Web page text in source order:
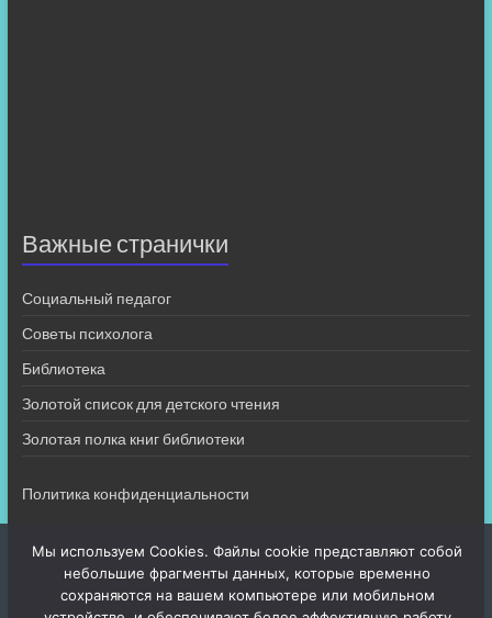
Важные странички
Социальный педагог
Советы психолога
Библиотека
Золотой список для детского чтения
Золотая полка книг библиотеки
Политика конфиденциальности
Мы используем Cookies. Файлы cookie представляют собой
небольшие фрагменты данных, которые временно
сохраняются на вашем компьютере или мобильном